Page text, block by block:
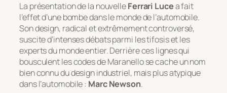
La présentation de la nouvelleFerrari Lucea fait
l’effet d’une bombe dans le monde de l’automobile.
Son design, radical et extrêmement controversé,
suscite d’intenses débats parmi les tifosis et les
experts du monde entier. Derrière ces lignes qui
bousculent les codes de Maranello se cache un nom
bien connu du design industriel, mais plus atypique
dans l’automobile : Marc Newson.